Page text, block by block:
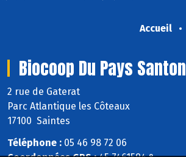
Accueil
Biocoop Du Pays Santon
2 rue de Gaterat
Parc Atlantique les Côteaux
17100 Saintes
Téléphone : 05 46 98 72 06